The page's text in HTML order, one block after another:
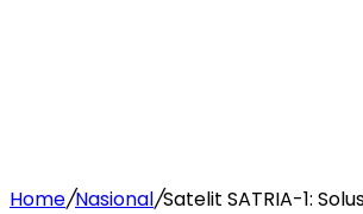
Home/Nasional/Satelit SATRIA-1: